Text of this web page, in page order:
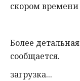
скоромвремени
Более детальная
сообщается.
загрузка...